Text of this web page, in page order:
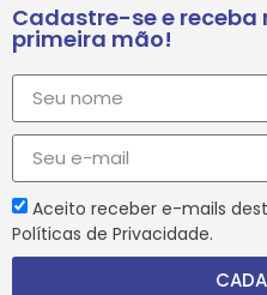
Cadastre-se e receba
primeira mão!
Aceito receber e-mails
Políticas de Privacidade.